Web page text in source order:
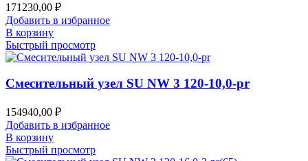
171230,00 ₽
Добавить в избранное
В корзину
Быстрый просмотр
Смесительный узел SU NW 3 120-10,0-pr
154940,00 ₽
Добавить в избранное
В корзину
Быстрый просмотр